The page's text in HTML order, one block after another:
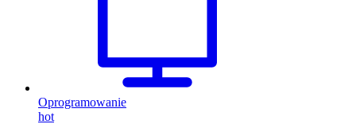
Oprogramowanie
hot